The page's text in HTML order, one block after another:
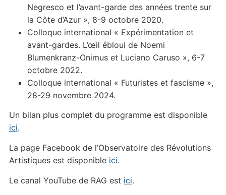
Negresco et l’avant-garde des années trente sur
la Côte d’Azur », 8-9 octobre 2020.
Colloque international « Expérimentation et
avant-gardes. L’œil ébloui de Noemi
Blumenkranz-Onimus et Luciano Caruso », 6-7
octobre 2022.
Colloque international « Futuristes et fascisme »,
28-29 novembre 2024.
Un bilan plus complet du programme est disponible
ici.
La page Facebook de l’Observatoire des Révolutions
Artistiques est disponible ici.
Le canal YouTube de RAG est ici.